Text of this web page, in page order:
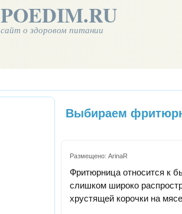
POEDIM.RU
сайт о здоровом питании
Выбираем
Размещено: ArinaR
Фритюрница относится к
слишком широко
хрустящей корочки на